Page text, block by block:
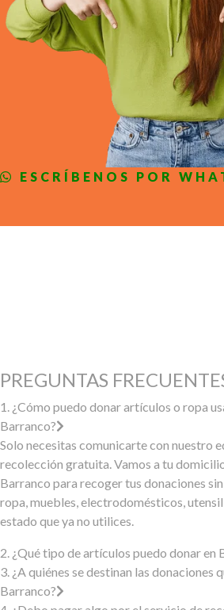
ESCRÍBENOS POR
PREGUNTAS
1. ¿Cómo puedo donar artículos o ropa
Barranco?
Solo necesitas comunicarte con nuestro
recolección gratuita. Vamos a tu
Barranco para recoger tus donaciones
ropa, muebles, electrodomésticos,
estado que ya no utilices.
2. ¿Qué tipo de artículos puedo donar en
3. ¿A quiénes se destinan las donaciones
Barranco?